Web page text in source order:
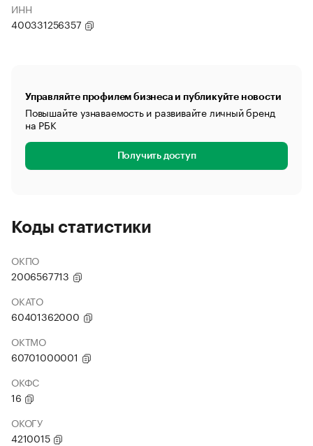
ИНН
400331256357
Управляйте профилем бизнеса и публикуйте новости
Повышайте узнаваемость и развивайте личный бренд
на РБК
Получить доступ
Коды статистики
ОКПО
2006567713
ОКАТО
60401362000
ОКТМО
60701000001
ОКФС
16
ОКОГУ
4210015